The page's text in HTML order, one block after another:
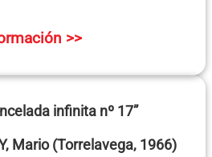
>>
infinita nº 17”
Mario(Torrelavega, 1966)